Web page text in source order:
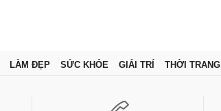
LÀM ĐẸP SỨC KHỎE GIẢI TRÍ THỜI TRANG